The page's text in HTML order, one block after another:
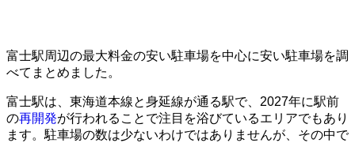
富士駅周辺の最大料金の安い駐車場を中心に安い駐車場を調
べてまとめました。
富士駅は、東海道本線と身延線が通る駅で、2027年に駅前
の再開発が行われることで注目を浴びているエリアでもあり
ます。駐車場の数は少ないわけではありませんが、その中で